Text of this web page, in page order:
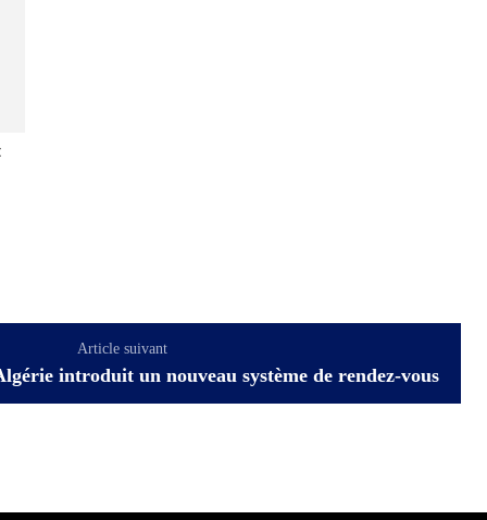
Article suivant
introduit un nouveau système de rendez-vous